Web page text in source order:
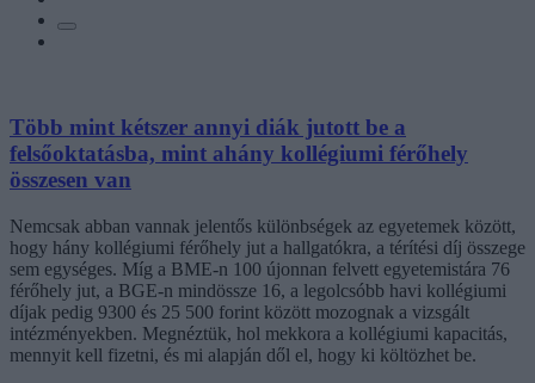
Több mint kétszer annyi diák jutott be a
felsőoktatásba, mint ahány kollégiumi férőhely
összesen van
Nemcsak abban vannak jelentős különbségek az egyetemek között,
hogy hány kollégiumi férőhely jut a hallgatókra, a térítési díj összege
sem egységes. Míg a BME-n 100 újonnan felvett egyetemistára 76
férőhely jut, a BGE-n mindössze 16, a legolcsóbb havi kollégiumi
díjak pedig 9300 és 25 500 forint között mozognak a vizsgált
intézményekben. Megnéztük, hol mekkora a kollégiumi kapacitás,
mennyit kell fizetni, és mi alapján dől el, hogy ki költözhet be.